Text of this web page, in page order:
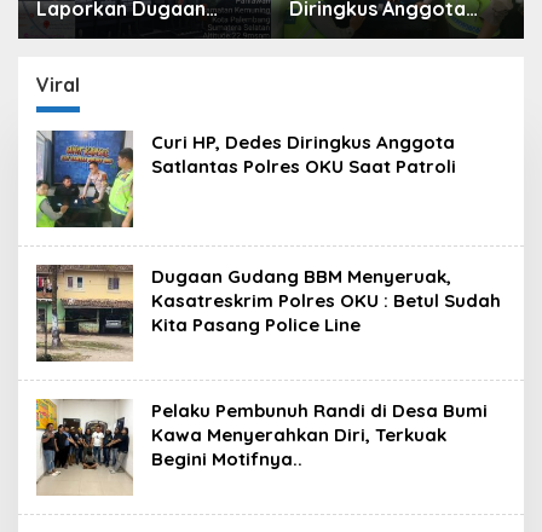
Diringkus Anggota
Satlantas Polres OKU
Pertamina Patra Niaga
Sumbagsel Sebut
Pengawasan di
Kabupaten Ogan
Komering Ulu
Viral
Curi HP, Dedes Diringkus Anggota
Satlantas Polres OKU Saat Patroli
Dugaan Gudang BBM Menyeruak,
Kasatreskrim Polres OKU : Betul Sudah
Kita Pasang Police Line
Pelaku Pembunuh Randi di Desa Bumi
Kawa Menyerahkan Diri, Terkuak
Begini Motifnya..